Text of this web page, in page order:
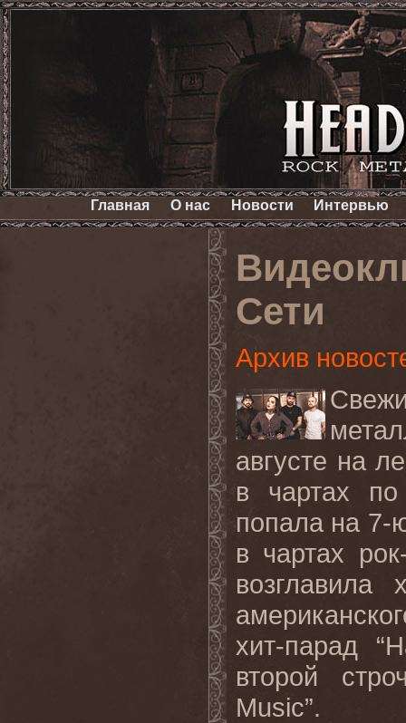
Главная О нас Новости Интервью
Сети
Архив
августе на
в чартах
попала на 7-
в чартах
возглавила
хит-парад “
второй
Music”.